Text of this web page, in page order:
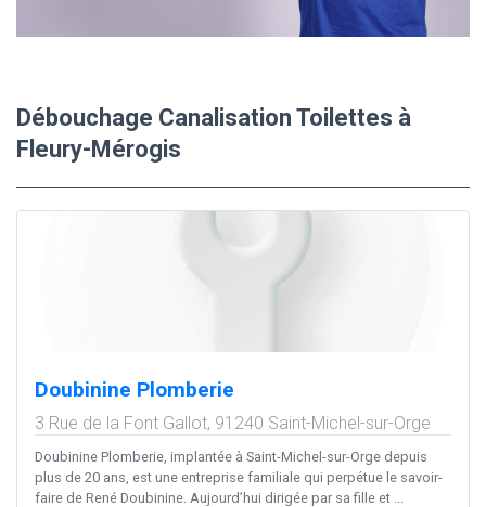
Débouchage Canalisation Toilettes à
Fleury-Mérogis
Doubinine Plomberie
3 Rue de la Font Gallot, 91240 Saint-Michel-sur-Orge
Doubinine Plomberie, implantée à Saint-Michel-sur-Orge depuis
plus de 20 ans, est une entreprise familiale qui perpétue le savoir-
faire de René Doubinine. Aujourd’hui dirigée par sa fille et ...